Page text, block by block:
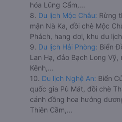
hóa Lũng Cẩm,...
8. Du lịch Mộc Châu: Rừng
mận Nà Ka, đồi chè Mộc
Phách, hang dơi, khu du
9. Du lịch Hải Phòng: Biển
Lan Hạ, đảo Bạch Long Vỹ,
Kênh,...
10. Du lịch Nghệ An: Biển
quốc gia Pù Mát, đồi chè
cánh đồng hoa hướng
Thiên Cầm,...